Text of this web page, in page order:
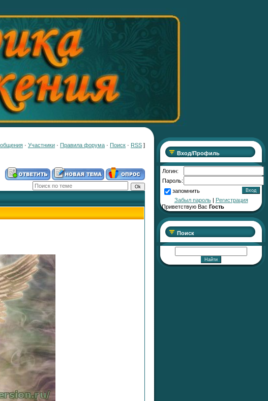
· Участники · Правила форума · Поиск · RSS ]
Вход/Профиль
Логин:
Пароль:
запомнить
Забыл пароль| Регистрация
Приветствую Вас Гость
Поиск